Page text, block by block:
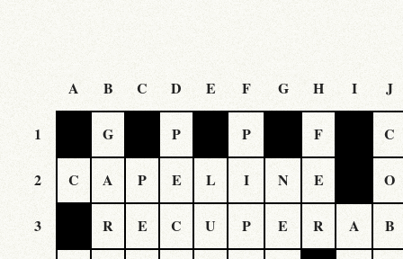
A B C D E F G H I J
1 G P P F C
2 C A P E L I N E O
3 R E C U P E R A B